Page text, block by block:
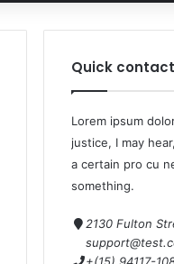
Quick
Lorem ipsum
justice, I may
a certain pro cu
something.
2130 Fulton